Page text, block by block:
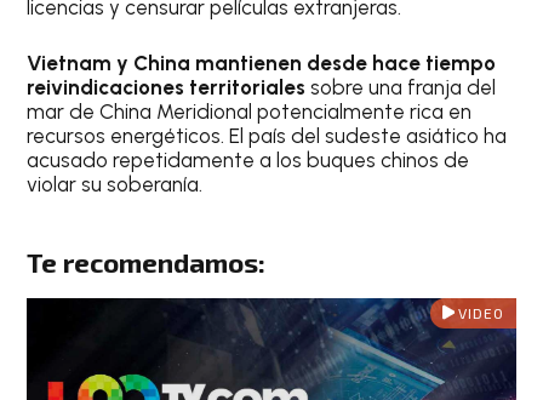
licencias y censurar películas extranjeras.
Vietnam y China mantienen desde hace tiempo
reivindicaciones territoriales sobre una franja del
mar de China Meridional potencialmente rica en
recursos energéticos. El país del sudeste asiático ha
acusado repetidamente a los buques chinos de
violar su soberanía.
Te recomendamos:
VIDEO